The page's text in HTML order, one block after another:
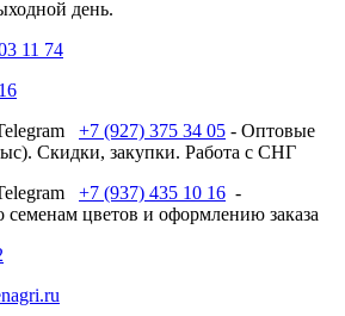
день.
11 74
+7 (927) 375 34 05 - Оптовые
Скидки, закупки. Работа с СНГ
+7 (937) 435 10 16 -
семенам цветов и оформлению заказа